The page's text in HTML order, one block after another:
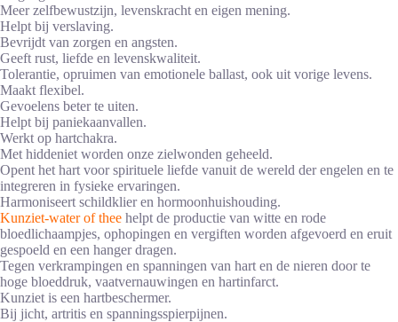
Meer zelfbewustzijn, levenskracht en eigen mening.
Helpt bij verslaving.
Bevrijdt van zorgen en angsten.
Geeft rust, liefde en levenskwaliteit.
Tolerantie, opruimen van emotionele ballast, ook uit vorige levens.
Maakt flexibel.
Gevoelens beter te uiten.
Helpt bij paniekaanvallen.
Werkt op hartchakra.
Met hiddeniet worden onze zielwonden geheeld.
Opent het hart voor spirituele liefde vanuit de wereld der engelen en te
integreren in fysieke ervaringen.
Harmoniseert schildklier en hormoonhuishouding.
Kunziet-water of thee helpt de productie van witte en rode
bloedlichaampjes, ophopingen en vergiften worden afgevoerd en eruit
gespoeld en een hanger dragen.
Tegen verkrampingen en spanningen van hart en de nieren door te
hoge bloeddruk, vaatvernauwingen en hartinfarct.
Kunziet is een hartbeschermer.
Bij jicht, artritis en spanningsspierpijnen.